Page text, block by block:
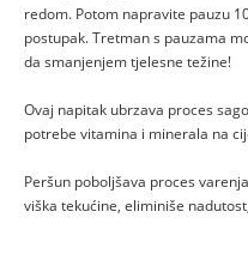
redom. Potom napravite pauzu
postupak. Tretman s pauzama
da smanjenjem tjelesne težine!
Ovaj napitak ubrzava proces
potrebe vitamina i minerala na
Peršun poboljšava proces
viška tekućine, eliminiše